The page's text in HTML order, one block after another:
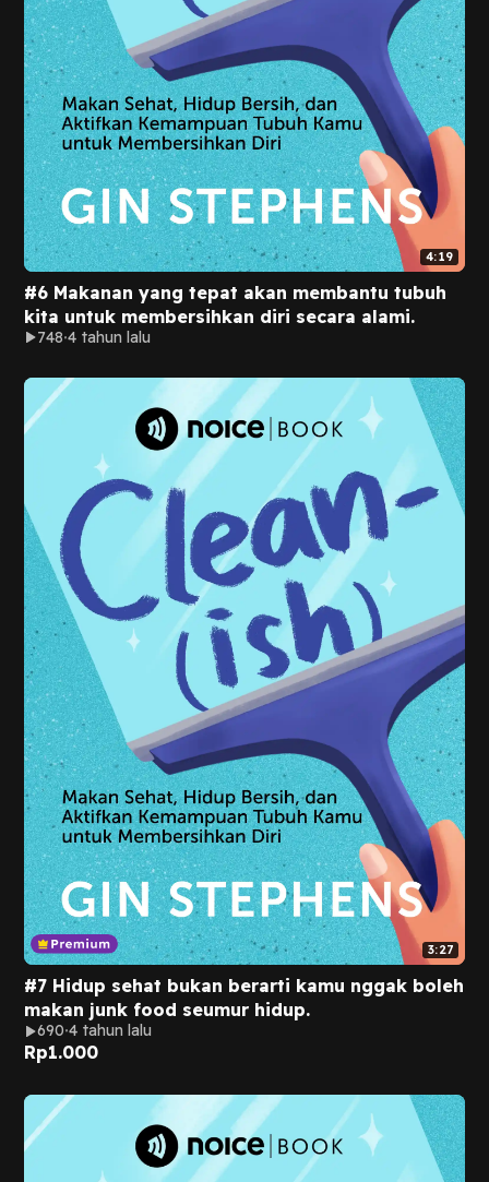
4:19
#6 Makanan yang tepat akan membantu tubuh
kita untuk membersihkan diri secara alami.
748 4 tahun lalu
3:27
#7 Hidup sehat bukan berarti kamu nggak boleh
makan junk food seumur hidup.
690 4 tahun lalu
Rp1.000